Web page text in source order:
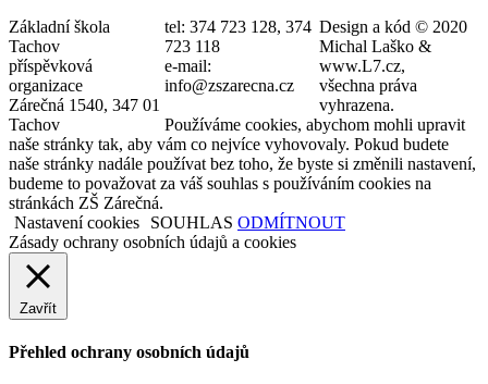
Základní škola
Tachov
příspěvková
organizace
Zárečná 1540, 347 01
Tachov
tel: 374 723 128, 374
723 118
e-mail:
info@zszarecna.cz
Design a kód © 2020
Michal Laško &
www.L7.cz,
všechna práva
vyhrazena.
Používáme cookies, abychom mohli upravit
naše stránky tak, aby vám co nejvíce vyhovovaly. Pokud budete
naše stránky nadále používat bez toho, že byste si změnili nastavení,
budeme to považovat za váš souhlas s používáním cookies na
stránkách ZŠ Zárečná.
Nastavení cookies
SOUHLAS ODMÍTNOUT
Zásady ochrany osobních údajů a cookies
Zavřít
Přehled ochrany osobních údajů